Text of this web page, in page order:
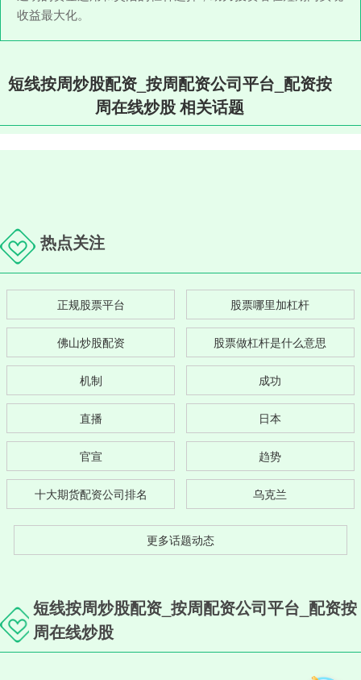
收益最大化。
短线按周炒股配资_按周配资公司平台_配资按
周在线炒股 相关话题
热点关注
正规股票平台 股票哪里加杠杆
佛山炒股配资 股票做杠杆是什么意思
机制 成功
直播 日本
官宣 趋势
十大期货配资公司排名 乌克兰
更多话题动态
短线按周炒股配资_按周配资公司平台_配资按
周在线炒股